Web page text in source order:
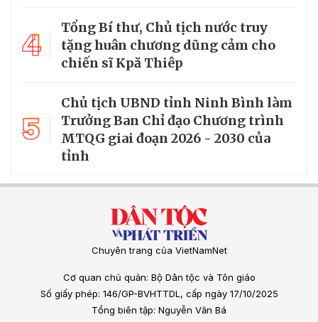
4
Tổng Bí thư, Chủ tịch nước truy
tặng huân chương dũng cảm cho
chiến sĩ Kpă Thiêp
5
Chủ tịch UBND tỉnh Ninh Bình làm
Trưởng Ban Chỉ đạo Chương trình
MTQG giai đoạn 2026 - 2030 của
tỉnh
Chuyên trang của VietNamNet
Cơ quan chủ quản: Bộ Dân tộc và Tôn giáo
Số giấy phép: 146/GP-BVHTTDL, cấp ngày 17/10/2025
Tổng biên tập: Nguyễn Văn Bá